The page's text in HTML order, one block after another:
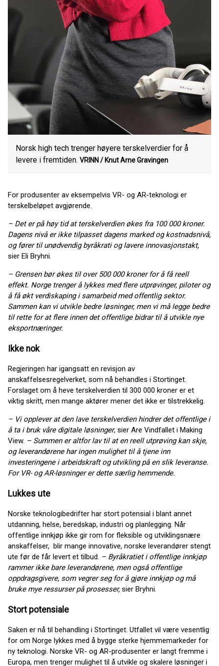
Norsk high tech trenger høyere terskelverdier for å
levere i fremtiden. VRINN / Knut Arne Gravingen
For produsenter av eksempelvis VR- og AR-teknologi er
terskelbeløpet avgjørende.
– Det er på høy tid at terskelverdien økes fra 100 000 kroner.
Dagens nivå er ikke tilpasset dagens marked og kostnadsnivå,
og fører til unødvendig byråkrati og lavere innovasjonstakt,
sier Eli Bryhni.
– Grensen bør økes til over 500 000 kroner for å få reell
effekt. Norge trenger å lykkes med flere utprøvinger, piloter og
å få økt verdiskaping i samarbeid med offentlig sektor.
Sammen kan vi utvikle bedre løsninger, men vi må legge bedre
til rette for at flere innen det offentlige bidrar til å utvikle nye
eksportnæringer.
Ikke nok
Regjeringen har igangsatt en revisjon av
anskaffelsesregelverket, som nå behandles i Stortinget.
Forslaget om å heve terskelverdien til 300 000 kroner er et
viktig skritt, men mange aktører mener det ikke er tilstrekkelig.
– Vi opplever at den lave terskelverdien hindrer det offentlige i
å ta i bruk våre digitale løsninger, sier Are Vindfallet i Making
View. – Summen er altfor lav til at en reell utprøving kan skje,
og leverandørene har ingen mulighet til å tjene inn
investeringene i arbeidskraft og utvikling på en slik leveranse.
For VR- og AR-løsninger er dette særlig hemmende.
Lukkes ute
Norske teknologibedrifter har stort potensial i blant annet
utdanning, helse, beredskap, industri og planlegging. Når
offentlige innkjøp ikke gir rom for fleksible og utviklingsnære
anskaffelser, blir mange innovative, norske leverandører stengt
ute før de får levert et tilbud. – Byråkratiet i offentlige innkjøp
rammer ikke bare leverandørene, men også offentlige
oppdragsgivere, som vegrer seg for å gjøre innkjøp og må
bruke mye ressurser på prosesser, sier Bryhni.
Stort potensiale
Saken er nå til behandling i Stortinget. Utfallet vil være vesentlig
for om Norge lykkes med å bygge sterke hjemmemarkeder for
ny teknologi. Norske VR- og AR-produsenter er langt fremme i
Europa, men trenger mulighet til å utvikle og skalere løsninger i